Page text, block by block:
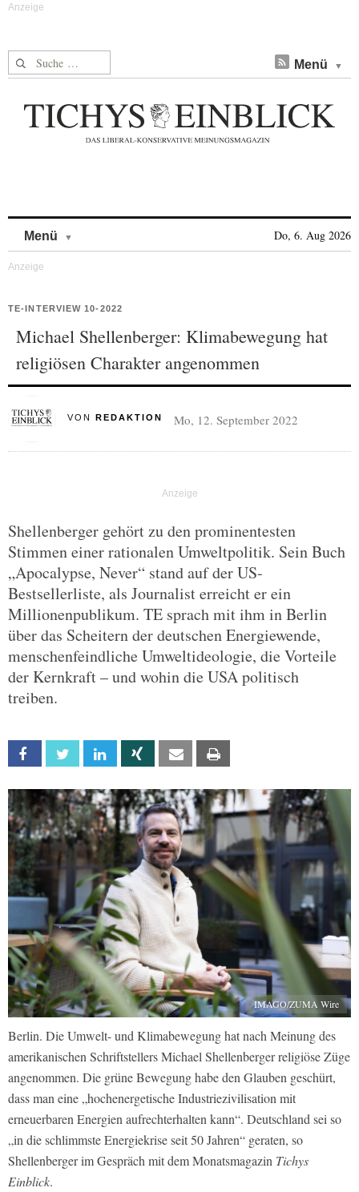
Suche nach: Menü
Menü Do, 6. Aug 2026
TE-INTERVIEW 10-2022
Michael Shellenberger: Klimabewegung hat
religiösen Charakter angenommen
VON REDAKTION Mo, 12. September 2022
Shellenberger gehört zu den prominentesten
Stimmen einer rationalen Umweltpolitik. Sein Buch
„Apocalypse, Never“ stand auf der US-
Bestsellerliste, als Journalist erreicht er ein
Millionenpublikum. TE sprach mit ihm in Berlin
über das Scheitern der deutschen Energiewende,
menschenfeindliche Umweltideologie, die Vorteile
der Kernkraft – und wohin die USA politisch
treiben.
Facebook Twitter Linkedin Xing Email
IMAGO/ZUMA Wire
Berlin. Die Umwelt- und Klimabewegung hat nach Meinung des
amerikanischen Schriftstellers Michael Shellenberger religiöse Züge
angenommen. Die grüne Bewegung habe den Glauben geschürt,
dass man eine „hochenergetische Industriezivilisation mit
erneuerbaren Energien aufrechterhalten kann“. Deutschland sei so
„in die schlimmste Energiekrise seit 50 Jahren“ geraten, so
Shellenberger im Gespräch mit dem Monatsmagazin Tichys
Einblick.